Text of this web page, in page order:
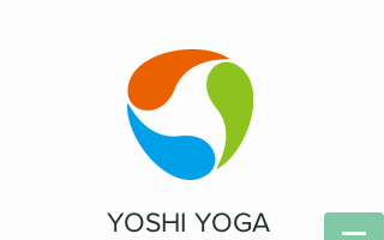
YOSHI YOGA